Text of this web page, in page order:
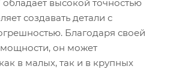
обладает высокой точностью
создавать детали с
Благодаря своей
он может
в малых, так и в крупных